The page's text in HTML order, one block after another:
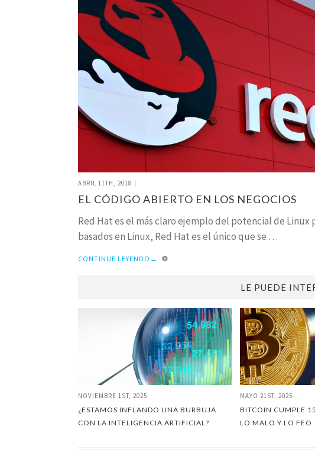
ABRIL 11TH, 2018 |
EL CÓDIGO ABIERTO EN LOS NEGOCIOS
Red Hat es el más claro ejemplo del potencial de
basados en Linux, Red Hat es el único que se …
CONTINUE LEYENDO →
LE PUEDE
NOVIEMBRE 1ST, 2025
¿ESTAMOS INFLANDO UNA BURBUJA
CON LA INTELIGENCIA ARTIFICIAL?
MAYO 21ST, 2025
BITCOIN CUMPLE
LO MALO Y LO FEO